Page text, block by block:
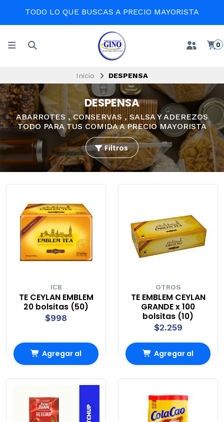
EN LA COMODIDAD DE TU CASA
0
Inicio DESPENSA
DESPENSA
ABARROTES , CONSERVAS , SALSA Y ADEREZOS
TODO PARA TUS COMIDA A PRECIO MAYORISTA
Filtros
ICB
TE CEYLAN EMBLEM
20 bolsitas (50)
$998
Agregar al
OTROS
TE EMBLEM CEYLAN
GRANDE x 100
bolsitas (10)
$2.259
Agregar al